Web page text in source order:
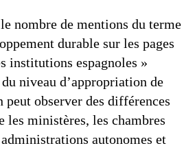
nombre de mentions du terme
durable sur les pages
institutions espagnoles »
niveau d’appropriation de
peut observer des différences
les ministères, les chambres
autonomes et